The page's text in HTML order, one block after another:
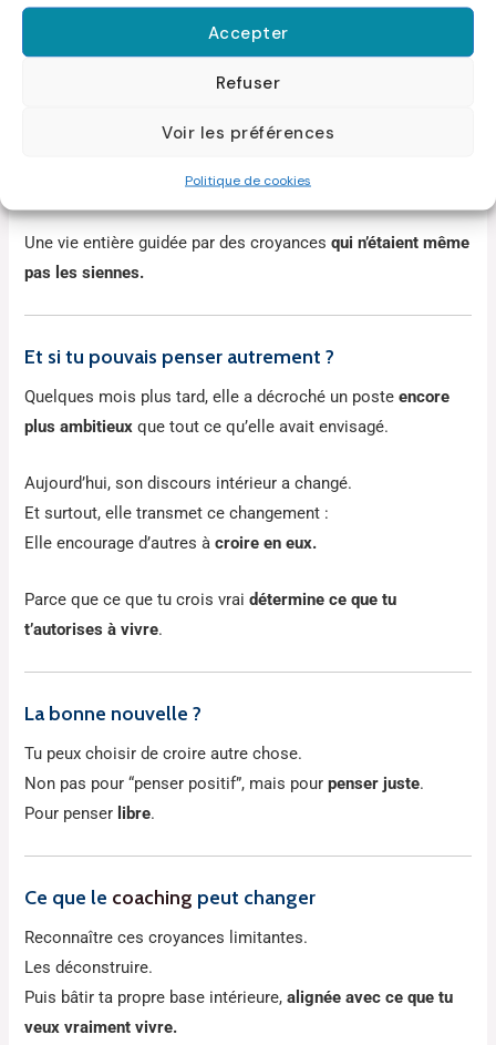
Accepter
Refuser
Voir les préférences
Politique de cookies
sa prof de terminale.
Une vie entière guidée par des croyancesqui n’étaient même
pas les siennes.
Et si tu pouvais penser autrement ?
Quelques mois plus tard, elle a décroché un posteencore
plus ambitieux que tout ce qu’elle avait envisagé.
Aujourd’hui, son discours intérieur a changé.
Et surtout, elle transmet ce changement :
Elle encourage d’autres àcroire en eux.
Parce que ce que tu crois vraidétermine ce que tu
t’autorises à vivre.
La bonne nouvelle ?
Tu peux choisir de croire autre chose.
Non pas pour “penser positif”, mais pourpenser juste.
Pour penser libre.
Ce que le coaching peut changer
Reconnaître ces croyances limitantes.
Les déconstruire.
Puis bâtir ta propre base intérieure,alignée avec ce que tu
veux vraiment vivre.